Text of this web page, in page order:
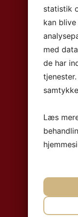
statistik
kan
med
de har
Læs